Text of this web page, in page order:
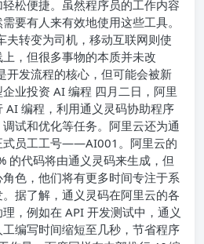
松便捷。虽然程序员的工作内容
要有人来有效地使用这些工具。
夫转变为司机，移动互联网则使
，但很多事物的本质并未改
开发流程的核心，但可能会被新
企业投资 AI 编程 四月二日，阿里
AI 编程，利用通义灵码协助程序
试和优化等任务。阿里云还为通
式员工工号——AI001。 阿里云的
的代码将由通义灵码来生成，但
色，他们将有更多时间专注于系
据了解，通义灵码在阿里云的各
，例如在 API 开发测试中，通义
编写时间缩短至几秒，节省程序